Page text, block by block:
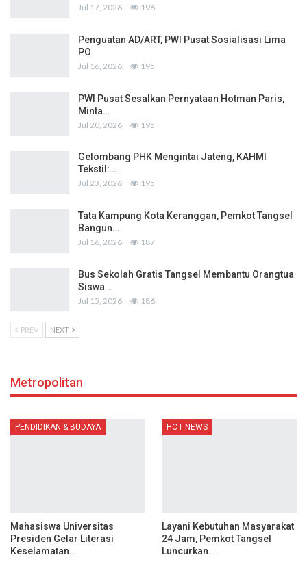
Jul 17, 2026 196
Penguatan AD/ART, PWI Pusat Sosialisasi Lima
PO
Jul 16, 2026 195
PWI Pusat Sesalkan Pernyataan Hotman Paris,
Minta…
Jul 20, 2026 195
Gelombang PHK Mengintai Jateng, KAHMI
Tekstil:…
Jul 23, 2026 195
Tata Kampung Kota Keranggan, Pemkot Tangsel
Bangun…
Jul 16, 2026 187
Bus Sekolah Gratis Tangsel Membantu Orangtua
Siswa…
Jul 15, 2026 186
PREV NEXT
Metropolitan
PENDIDIKAN & BUDAYA
Mahasiswa Universitas
Presiden Gelar Literasi
Keselamatan…
HOT NEWS
Layani Kebutuhan Masyarakat
24 Jam, Pemkot Tangsel
Luncurkan…